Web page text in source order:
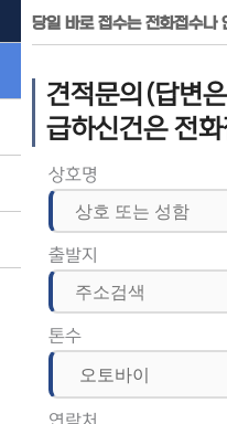
당일 바로 접수는 전화접수나
견적문의(답변
급하신건은 전
상호명
출발지
톤수